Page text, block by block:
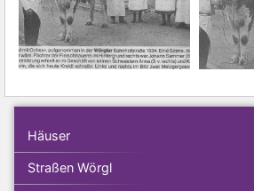
Häuser
Straßen Wörgl